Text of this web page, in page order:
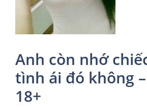
Anh còn nhớ
tình ái đó không
18+